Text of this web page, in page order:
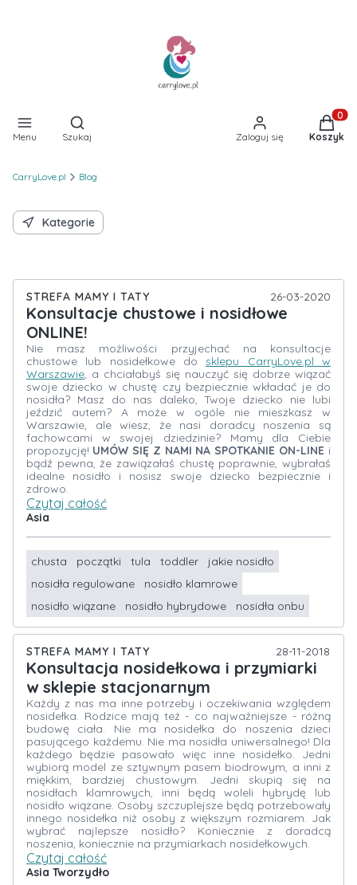
Menu
Otwórz wyszukiwarkę
Szukaj Zaloguj się Koszyk
CarryLove.pl Blog
Kategorie
STREFA MAMY I TATY 26-03-2020
Konsultacje chustowe i nosidłowe
ONLINE!
Nie masz możliwości przyjechać na konsultacje
chustowe lub nosidełkowe do sklepu CarryLove.pl w
Warszawie, a chciałabyś się nauczyć się dobrze wiązać
swoje dziecko w chustę czy bezpiecznie wkładać je do
nosidła? Masz do nas daleko, Twoje dziecko nie lubi
jeździć autem? A może w ogóle nie mieszkasz w
Warszawie, ale wiesz, że nasi doradcy noszenia są
fachowcami w swojej dziedzinie? Mamy dla Ciebie
propozycję! UMÓW SIĘ Z NAMI NA SPOTKANIE ON-LINE i
bądź pewna, że zawiązałaś chustę poprawnie, wybrałaś
idealne nosidło i nosisz swoje dziecko bezpiecznie i
zdrowo.
Czytaj całość
Asia
chusta początki tula toddler
jakie nosidło
nosidła regulowane
nosidło klamrowe
nosidło wiązane
nosidło hybrydowe nosidła onbu
STREFA MAMY I TATY 28-11-2018
Konsultacja nosidełkowa i przymiarki
w sklepie stacjonarnym
Każdy z nas ma inne potrzeby i oczekiwania względem
nosidełka. Rodzice mają też - co najważniejsze - różną
budowę ciała. Nie ma nosidełka do noszenia dzieci
pasującego każdemu. Nie ma nosidła uniwersalnego! Dla
każdego będzie pasowało więc inne nosidełko. Jedni
wybiorą model ze sztywnym pasem biodrowym, a inni z
miękkim, bardziej chustowym. Jedni skupią się na
nosidłach klamrowych, inni będą woleli hybrydę lub
nosidło wiązane. Osoby szczuplejsze będą potrzebowały
innego nosidełka niż osoby z większym rozmiarem. Jak
wybrać najlepsze nosidło? Koniecznie z doradcą
noszenia, koniecznie na przymiarkach nosidełkowych.
Czytaj całość
Asia Tworzydło